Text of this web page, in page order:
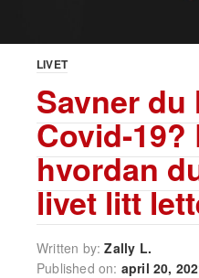
LIVET
Savner du
Covid-19?
hvordan
livet litt
Written by:Zally L.
Published on: april 20,